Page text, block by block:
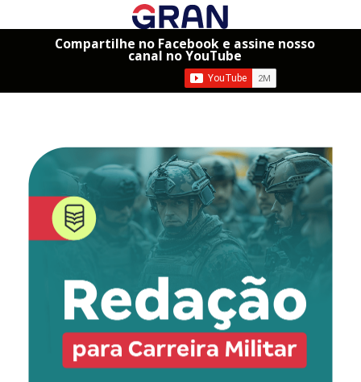
Compartilhe no Facebook e assine nosso
canal no YouTube